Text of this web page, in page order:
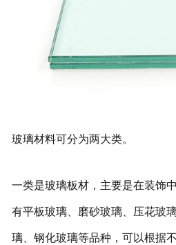
玻璃材料可分为两大类。
一类是玻璃板材，主要是在装饰
有平板玻璃、磨砂玻璃、压花玻
璃、钢化玻璃等品种，可以根据